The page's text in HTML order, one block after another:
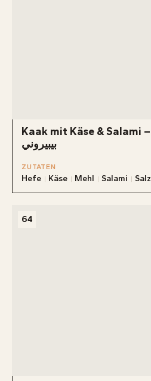
Kaak mit Käse & Salami – جبنة و
بيبيروني
ZUTATEN
Hefe Käse Mehl Salami Salz
64